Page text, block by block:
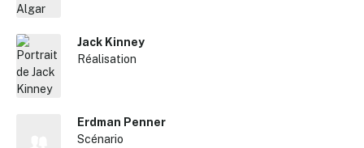
Jack Kinney
Réalisation
Erdman Penner
Scénario